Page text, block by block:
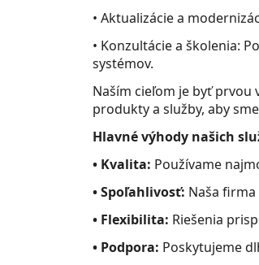
• Aktualizácie a
• Konzultácie a školenia:
systémov.
Naším cieľom je byť prvou
produkty a služby, aby
Hlavné výhody našich
• Kvalita: Používame
• Spoľahlivosť: Naša
• Flexibilita: Riešenia
• Podpora: Poskytujeme